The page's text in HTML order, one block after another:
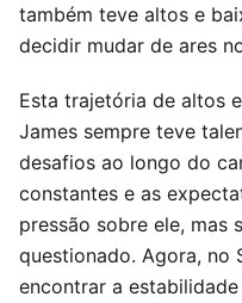
também teve altos e
decidir mudar de ares
Esta trajetória de altos
James sempre teve
desafios ao longo do
constantes e as
pressão sobre ele, mas
questionado. Agora, no
encontrar a